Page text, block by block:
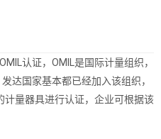
认证，OMIL是国际计量组织，
达国家基本都已经加入该组织，
计量器具进行认证，企业可根据该